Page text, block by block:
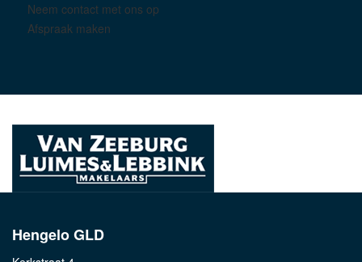
Neem contact met ons op
Afspraak maken
Hengelo GLD